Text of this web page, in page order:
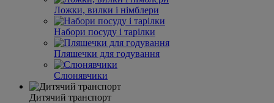
Ложки, вилки і німблери
Набори посуду і тарілки
Пляшечки для годування
Слюнявчики
Дитячий транспорт